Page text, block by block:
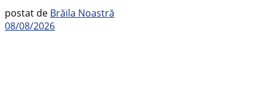
postat de Brăila Noastră
08/08/2026